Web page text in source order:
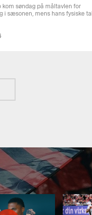
kom søndag på måltavlen for
i sæsonen, mens hans fysiske tal